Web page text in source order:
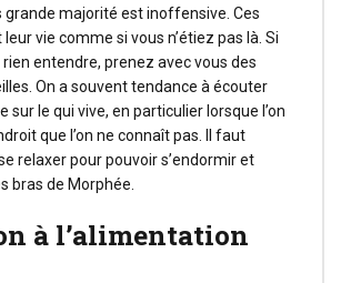
grande majorité est inoffensive. Ces
vie comme si vous n’étiez pas là. Si
entendre, prenez avec vous des
On a souvent tendance à écouter
sur le qui vive, en particulier lorsque l’on
que l’on ne connaît pas. Il faut
relaxer pour pouvoir s’endormir et
bras de Morphée.
à l’alimentation